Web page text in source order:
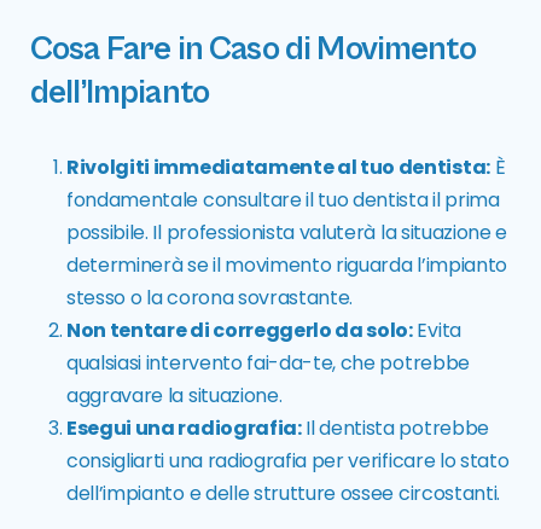
Cosa Fare in Caso di Movimento
dell’Impianto
Rivolgiti immediatamente al tuo dentista:È
fondamentale consultare il tuo dentista il prima
possibile. Il professionista valuterà la situazione e
determinerà se il movimento riguarda l’impianto
stesso o la corona sovrastante.
Non tentare di correggerlo da solo:Evita
qualsiasi intervento fai-da-te, che potrebbe
aggravare la situazione.
Esegui una radiografia:Il dentista potrebbe
consigliarti una radiografia per verificare lo stato
dell’impianto e delle strutture ossee circostanti.